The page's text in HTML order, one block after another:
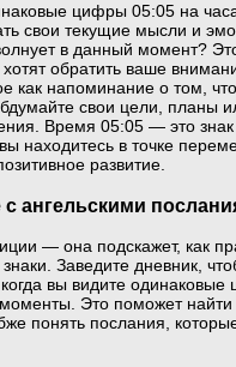
цифры 05:05 на
свои текущие мысли и
в данный момент?
обратить ваше
как напоминание о том,
свои цели, планы
Время 05:05 — это знак
находитесь в точке
развитие.
ангельскими
— она подскажет, как
Заведите дневник,
вы видите
Это поможет найти
понять послания,